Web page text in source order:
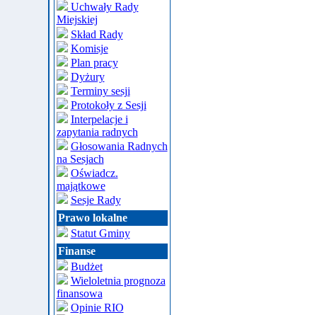
Uchwały Rady
Miejskiej
Skład Rady
Komisje
Plan pracy
Dyżury
Terminy sesji
Protokoły z Sesji
Interpelacje i
zapytania radnych
Głosowania Radnych
na Sesjach
Oświadcz.
majątkowe
Sesje Rady
Prawo lokalne
Statut Gminy
Finanse
Budżet
Wieloletnia prognoza
finansowa
Opinie RIO